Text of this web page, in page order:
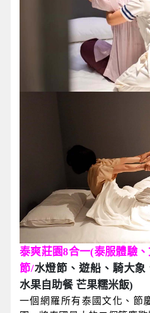
泰爽莊園8合一(泰服體驗
節/水燈節、遊船、騎大象
水果自助餐 芒果糯米飯)
一個網羅所有泰國文化、節